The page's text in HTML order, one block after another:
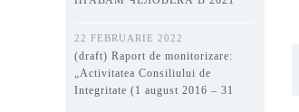
22 FEBRUARIE 2022
(draft) Raport de monitorizare:
„Activitatea Consiliului de
Integritate (1 august 2016 – 31